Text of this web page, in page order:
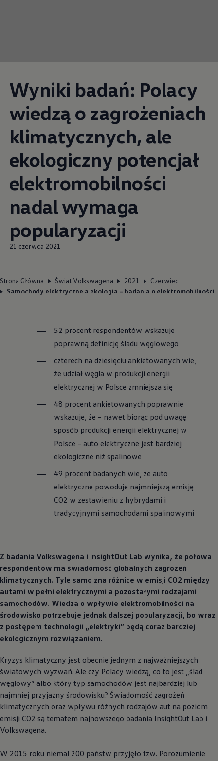
Wyniki badań: Polacy
wiedzą o zagrożeniach
klimatycznych, ale
ekologiczny potencjał
elektromobilności
nadal wymaga
popularyzacji
21 czerwca 2021
Strona Główna Świat Volkswagena 2021
Czerwiec
Samochody elektryczne a ekologia – badania o elektromobilności
52 procent respondentów wskazuje
poprawną definicję śladu węglowego
czterech na dziesięciu ankietowanych wie,
że udział węgla w produkcji energii
elektrycznej w Polsce zmniejsza się
48 procent ankietowanych poprawnie
wskazuje, że – nawet biorąc pod uwagę
sposób produkcji energii elektrycznej w
Polsce – auto elektryczne jest bardziej
ekologiczne niż spalinowe
49 procent badanych wie, że auto
elektryczne powoduje najmniejszą emisję
CO2 w zestawieniu z hybrydami i
tradycyjnymi samochodami spalinowymi
Z badania Volkswagena i InsightOut Lab wynika, że połowa
respondentów ma świadomość globalnych zagrożeń
klimatycznych. Tyle samo zna różnice w emisji CO2 między
autami w pełni elektrycznymi a pozostałymi rodzajami
samochodów. Wiedza o wpływie elektromobilności na
środowisko potrzebuje jednak dalszej popularyzacji, bo wraz
z postępem technologii „elektryki” będą coraz bardziej
ekologicznym rozwiązaniem.
Kryzys klimatyczny jest obecnie jednym z najważniejszych
światowych wyzwań. Ale czy Polacy wiedzą, co to jest „ślad
węglowy” albo który typ samochodów jest najbardziej lub
najmniej przyjazny środowisku? Świadomość zagrożeń
klimatycznych oraz wpływu różnych rodzajów aut na poziom
emisji CO2 są tematem najnowszego badania InsightOut Lab i
Volkswagena.
W 2015 roku niemal 200 państw przyjęło tzw. Porozumienie